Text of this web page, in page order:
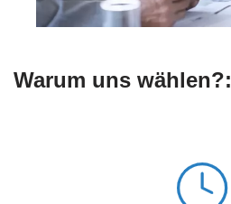
Warum uns wählen?: